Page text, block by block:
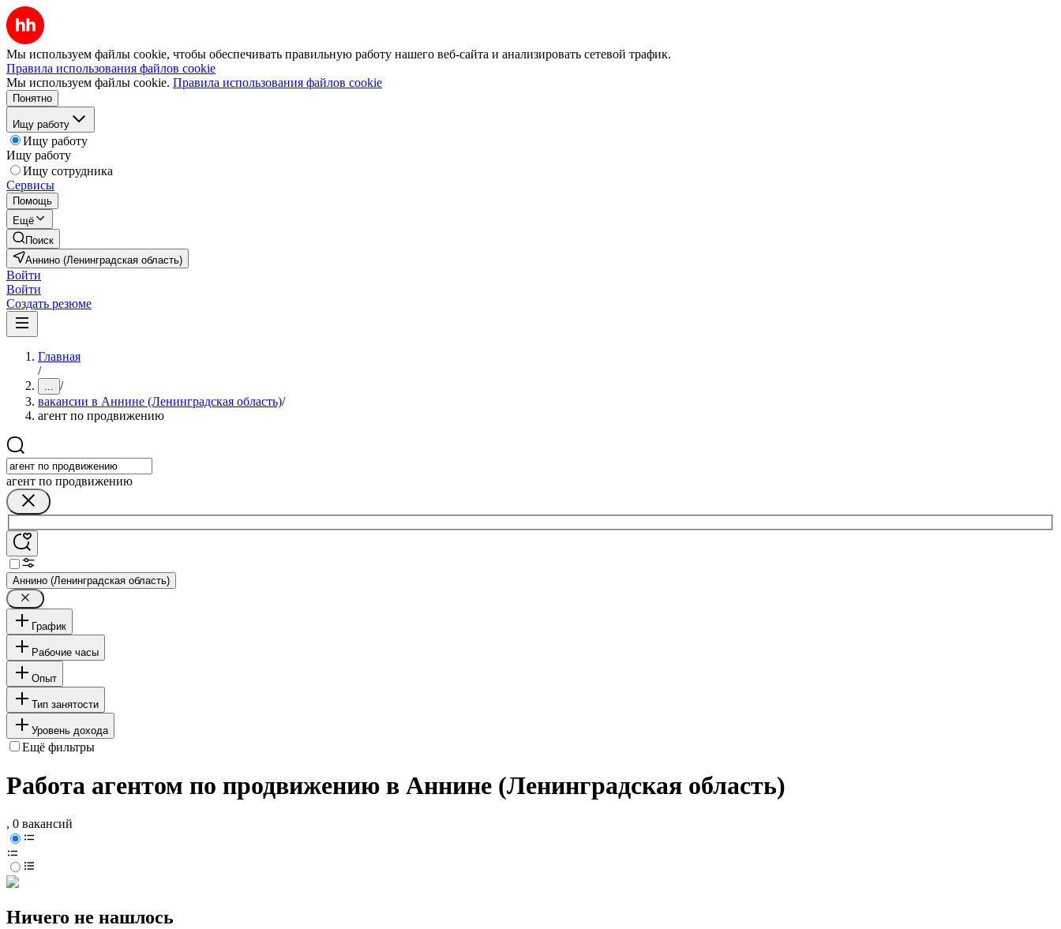
Мы используем файлы cookie, чтобы обеспечивать правильную работу нашего веб-сайта и анализировать сетевой трафик.
Правила использования файлов cookie
Мы используем файлы cookie. Правила использования файлов cookie
Понятно
Ищу работу
Ищу работу
Ищу работу
Ищу сотрудника
Сервисы
Помощь
Ещё
Поиск
Аннино (Ленинградская область)
Войти
Войти
Создать резюме
Главная
/
... /
вакансии в Аннине (Ленинградская область)/
агент по продвижению
агент по продвижению
Аннино (Ленинградская область)
График
Рабочие часы
Опыт
Тип занятости
Уровень дохода
Ещё фильтры
Работа агентом по продвижению в Аннине (Ленинградская область)
, 0 вакансий
Ничего не нашлось